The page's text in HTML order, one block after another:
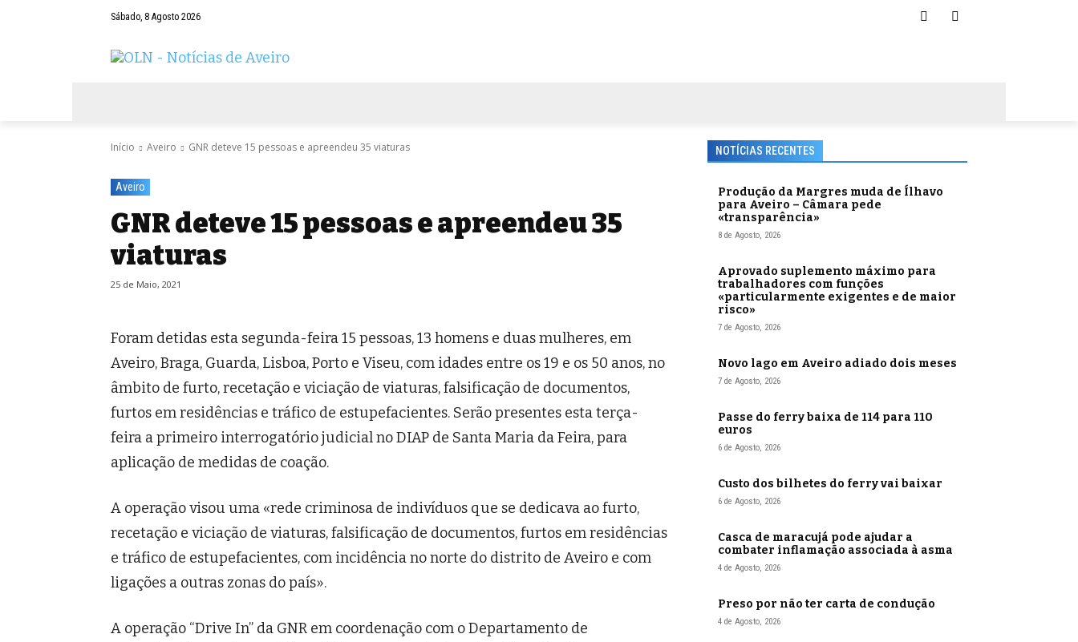
Sábado, 8 Agosto 2026
Início Aveiro GNR deteve 15 pessoas e apreendeu 35 viaturas
Aveiro
GNR deteve 15 pessoas e apreendeu 35
viaturas
25 de Maio, 2021
Foram detidas esta segunda-feira 15 pessoas, 13 homens e duas mulheres, em
Aveiro, Braga, Guarda, Lisboa, Porto e Viseu, com idades entre os 19 e os 50 anos, no
âmbito de furto, recetação e viciação de viaturas, falsificação de documentos,
furtos em residências e tráfico de estupefacientes. Serão presentes esta terça-
feira a primeiro interrogatório judicial no DIAP de Santa Maria da Feira, para
aplicação de medidas de coação.
A operação visou uma «rede criminosa de indivíduos que se dedicava ao furto,
recetação e viciação de viaturas, falsificação de documentos, furtos em residências
e tráfico de estupefacientes, com incidência no norte do distrito de Aveiro e com
ligações a outras zonas do país».
A operação “Drive In” da GNR em coordenação com o Departamento de
NOTÍCIAS RECENTES
Produção da Margres muda de Ílhavo
para Aveiro – Câmara pede
«transparência»
8 de Agosto, 2026
Aprovado suplemento máximo para
trabalhadores com funções
«particularmente exigentes e de maior
risco»
7 de Agosto, 2026
Novo lago em Aveiro adiado dois meses
7 de Agosto, 2026
Passe do ferry baixa de 114 para 110
euros
6 de Agosto, 2026
Custo dos bilhetes do ferry vai baixar
6 de Agosto, 2026
Casca de maracujá pode ajudar a
combater inflamação associada à asma
4 de Agosto, 2026
Preso por não ter carta de condução
4 de Agosto, 2026